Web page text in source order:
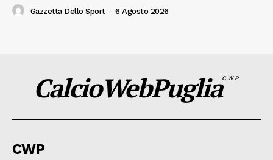
Gazzetta Dello Sport - 6 Agosto 2026
CalcioWebPugliaCWP
CWP